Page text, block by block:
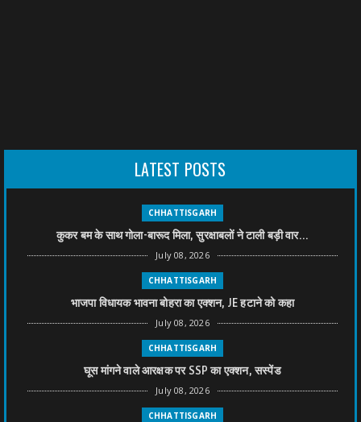
LATEST POSTS
CHHATTISGARH
कुकर बम के साथ गोला-बारूद मिला, सुरक्षाबलों ने टाली बड़ी वार...
July 08, 2026
CHHATTISGARH
भाजपा विधायक भावना बोहरा का एक्शन, JE हटाने को कहा
July 08, 2026
CHHATTISGARH
घूस मांगने वाले आरक्षक पर SSP का एक्शन, सस्पेंड
July 08, 2026
CHHATTISGARH